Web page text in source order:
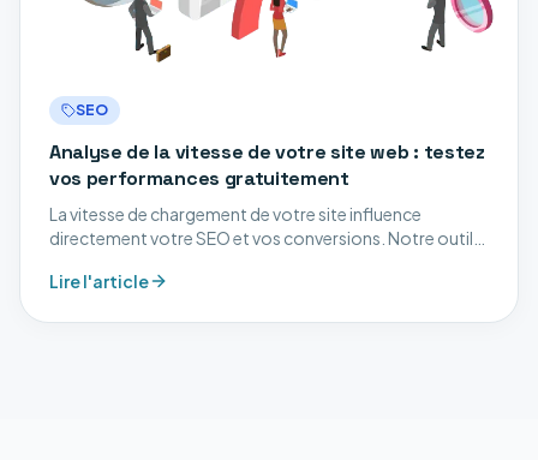
SEO
Analyse de la vitesse de votre site web : testez
vos performances gratuitement
La vitesse de chargement de votre site influence
directement votre SEO et vos conversions. Notre outil
comment les améliorer.
Lire l'article